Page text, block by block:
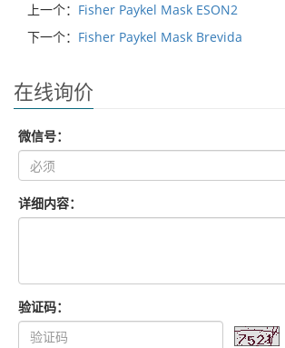
上一个： Fisher Paykel Mask ESON2
下一个： Fisher Paykel Mask Brevida
在线询价
微信号：
详细内容：
验证码：